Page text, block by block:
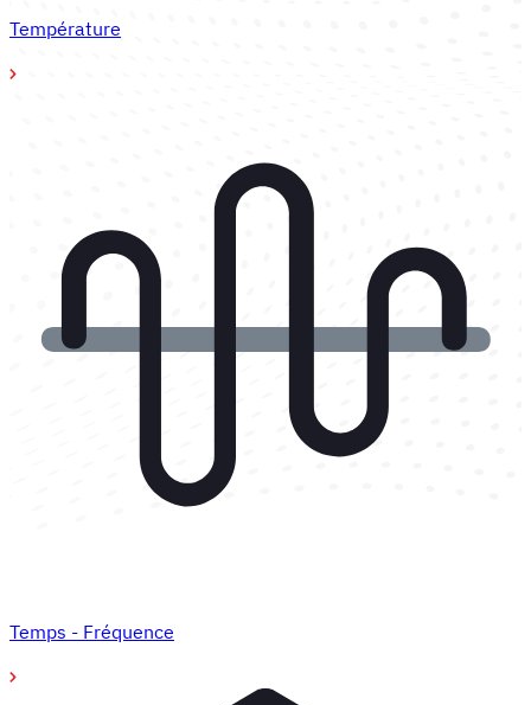
Température
Temps - Fréquence